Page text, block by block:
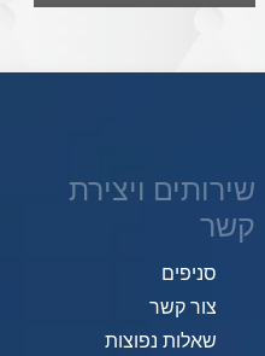
שירותים ויצירת
קשר
סניפים
צור קשר
שאלות נפוצות